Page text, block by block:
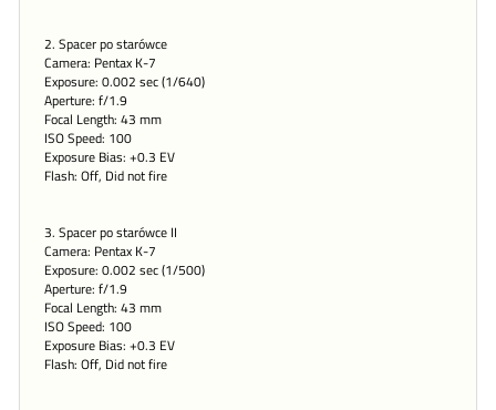
2. Spacer po starówce
Camera: Pentax K-7
Exposure: 0.002 sec (1/640)
Aperture: f/1.9
Focal Length: 43 mm
ISO Speed: 100
Exposure Bias: +0.3 EV
Flash: Off, Did not fire
3. Spacer po starówce II
Camera: Pentax K-7
Exposure: 0.002 sec (1/500)
Aperture: f/1.9
Focal Length: 43 mm
ISO Speed: 100
Exposure Bias: +0.3 EV
Flash: Off, Did not fire